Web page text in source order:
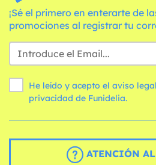
¡Sé el primero en enterarte de
promociones al registrar tu
He leído y acepto el aviso
privacidad de Funidelia.
ATENCIÓN